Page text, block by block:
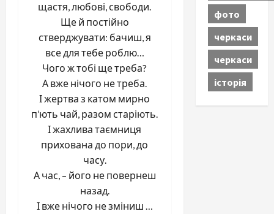
щастя, любові, свободи.
Ще й постійно
стверджувати: бачиш, я
все для тебе роблю…
Чого ж тобі ще треба?
А вже нічого не треба.
І жертва з катом мирно
п’ють чай, разом старіють.
І жахлива таємниця
прихована до пори, до
часу.
А час, – його не повернеш
назад.
І вже нічого не зміниш …
фото
черкаси
черкаси
історія